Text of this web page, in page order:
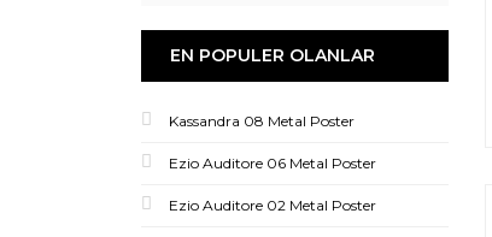
EN POPULER OLANLAR
Kassandra 08 Metal Poster
Ezio Auditore 06 Metal Poster
Ezio Auditore 02 Metal Poster